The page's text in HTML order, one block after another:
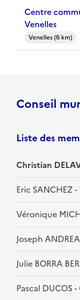
Centre communal d'action sociale (CCAS) -
Venelles
Venelles (6 km)
Conseil
Liste des
Christian
Eric SANCHEZ
Véronique
Joseph
Julie BORRA
Pascal DUCOS